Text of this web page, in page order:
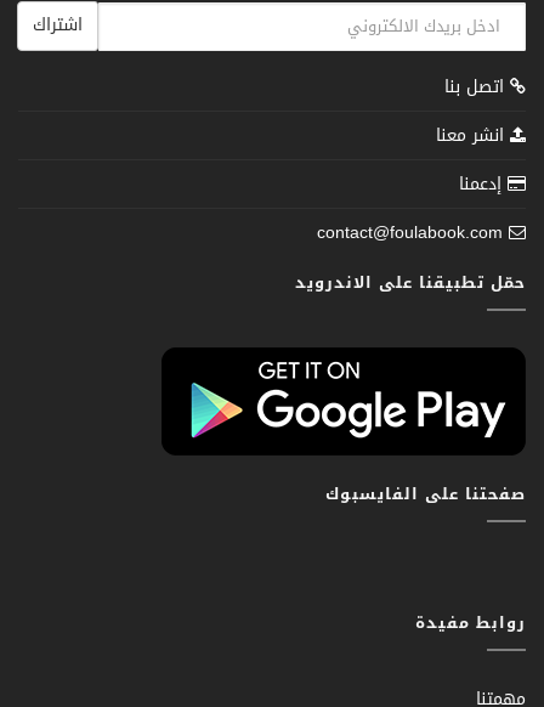
اشتراك
اتصل بنا
انشر معنا
إدعمنا
contact@foulabook.com
حمّل تطبيقنا على الاندرويد
صفحتنا على الفايسبوك
روابط مفيدة
مهمتنا